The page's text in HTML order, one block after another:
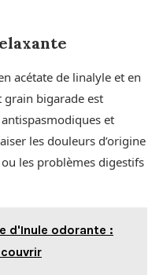
acétate de linalyle et en
grain bigarade est
et
les douleurs d’origine
les problèmes digestifs
d'Inule odorante :